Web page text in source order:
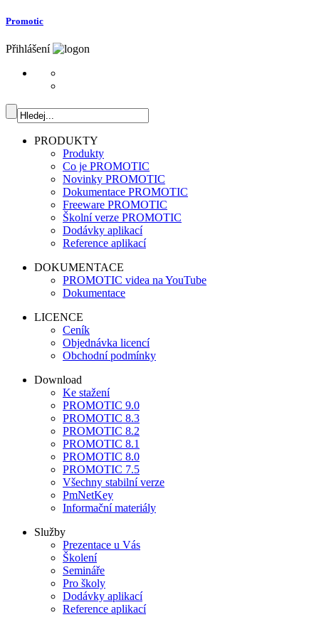
Promotic
Přihlášení
PRODUKTY
Produkty
Co je PROMOTIC
Novinky PROMOTIC
Dokumentace PROMOTIC
Freeware PROMOTIC
Školní verze PROMOTIC
Dodávky aplikací
Reference aplikací
DOKUMENTACE
PROMOTIC videa na YouTube
Dokumentace
LICENCE
Ceník
Objednávka licencí
Obchodní podmínky
Download
Ke stažení
PROMOTIC 9.0
PROMOTIC 8.3
PROMOTIC 8.2
PROMOTIC 8.1
PROMOTIC 8.0
PROMOTIC 7.5
Všechny stabilní verze
PmNetKey
Informační materiály
Služby
Prezentace u Vás
Školení
Semináře
Pro školy
Dodávky aplikací
Reference aplikací